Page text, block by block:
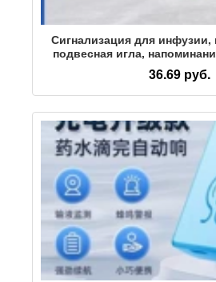
Сигнализация для инфузии,
подвесная игла,
вода для подвешивания
подвесной воды,
постели
36.69 руб.